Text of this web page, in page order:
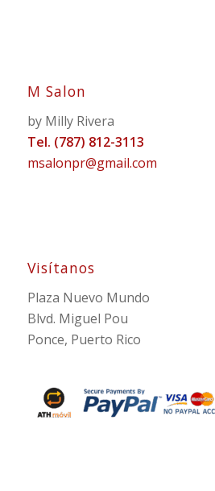
M Salon
by Milly Rivera
Tel. (787) 812-3113
msalonpr@gmail.com
Visítanos
Plaza Nuevo Mundo
Blvd. Miguel Pou
Ponce, Puerto Rico